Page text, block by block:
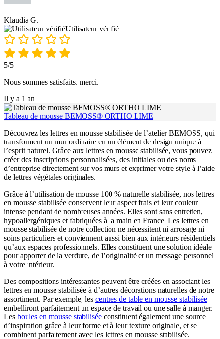
Klaudia G.
Utilisateur vérifié
5/5
Nous sommes satisfaits, merci.
Il y a 1 an
Tableau de mousse BEMOSS® ORTHO LIME
Découvrez les lettres en mousse stabilisée de l’atelier BEMOSS, qui
transforment un mur ordinaire en un élément de design unique à
l’esprit naturel. Grâce aux lettres en mousse stabilisée, vous pouvez
créer des inscriptions personnalisées, des initiales ou des noms
d’entreprise directement sur vos murs et exprimer votre style à l’aide
de lettres végétales originales.
Grâce à l’utilisation de mousse 100 % naturelle stabilisée, nos lettres
en mousse stabilisée conservent leur aspect frais et leur couleur
intense pendant de nombreuses années. Elles sont sans entretien,
hypoallergéniques et fabriquées à la main en France. Les lettres en
mousse stabilisée de notre collection ne nécessitent ni arrosage ni
soins particuliers et conviennent aussi bien aux intérieurs résidentiels
qu’aux espaces professionnels. Elles constituent une solution idéale
pour apporter de la verdure, de l’originalité et un message personnel
à votre intérieur.
Des compositions intéressantes peuvent être créées en associant les
lettres en mousse stabilisée à d’autres décorations naturelles de notre
assortiment. Par exemple, les centres de table en mousse stabilisée
embelliront parfaitement un espace de travail ou une salle à manger.
Les boules en mousse stabilisée constituent également une source
d’inspiration grâce à leur forme et à leur texture originale, et se
combinent parfaitement avec les lettres en mousse stabilisée.